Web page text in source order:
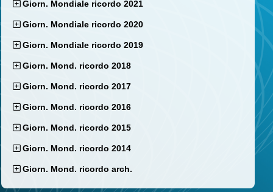
Giorn. Mondiale ricordo 2021
Giorn. Mondiale ricordo 2020
Giorn. Mondiale ricordo 2019
Giorn. Mond. ricordo 2018
Giorn. Mond. ricordo 2017
Giorn. Mond. ricordo 2016
Giorn. Mond. ricordo 2015
Giorn. Mond. ricordo 2014
Giorn. Mond. ricordo arch.